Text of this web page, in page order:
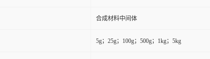
合成材料中间体
5g；25g；100g；500g；1kg；5kg